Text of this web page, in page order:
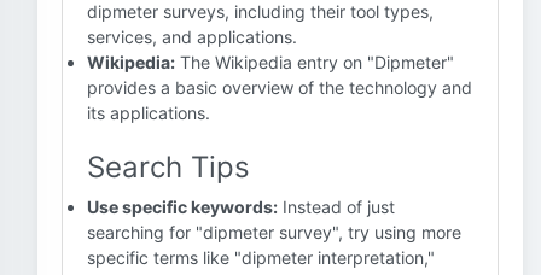
dipmeter surveys, including their tool types,
services, and applications.
Wikipedia: The Wikipedia entry on "Dipmeter"
provides a basic overview of the technology and
its applications.
Search Tips
Use specific keywords: Instead of just
searching for "dipmeter survey", try using more
specific terms like "dipmeter interpretation,"